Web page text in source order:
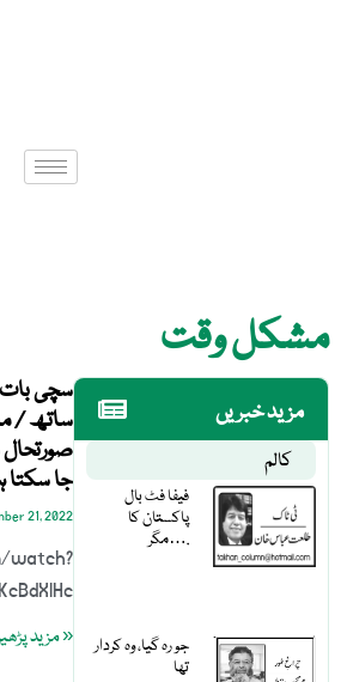
مشکل وقت
مزید خبریں
کالم
فیفا فٹ بال
پاکستان کا
مگر….
جو رہ گیا، وہ کردار
تھا
سچی
ساتھ /
جا سکتا
21, 2022
watch?
« مزید